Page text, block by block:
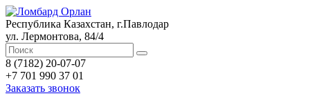
Республика Казахстан, г.Павлодар
ул. Лермонтова, 84/4
8 (7182) 20-07-07
+7 701 990 37 01
Заказать звонок